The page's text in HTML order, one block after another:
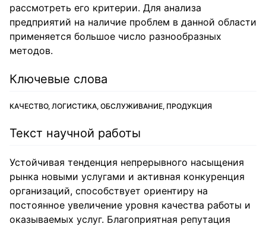
рассмотреть его критерии. Для анализа
предприятий на наличие проблем в данной области
применяется большое число разнообразных
методов.
Ключевые слова
КАЧЕСТВО, ЛОГИСТИКА, ОБСЛУЖИВАНИЕ, ПРОДУКЦИЯ
Текст научной работы
Устойчивая тенденция непрерывного насыщения
рынка новыми услугами и активная конкуренция
организаций, способствует ориентиру на
постоянное увеличение уровня качества работы и
оказываемых услуг. Благоприятная репутация